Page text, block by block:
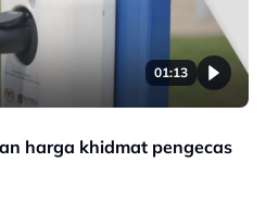
01:13
harga khidmat pengecas